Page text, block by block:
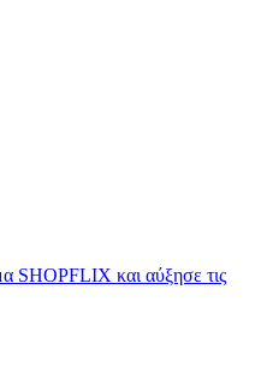
SHOPFLIX και αύξησε τις